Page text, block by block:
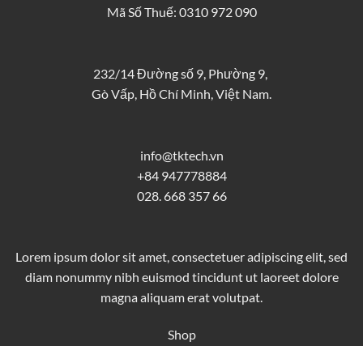
Mã Số Thuế: 0310 972 090
232/14 Đường số 9, Phường 9,
Gò Vấp, Hồ Chí Minh, Việt Nam.
info@tktech.vn
+84 947778884
028. 668 357 66
Lorem ipsum dolor sit amet, consectetuer adipiscing elit, sed
diam nonummy nibh euismod tincidunt ut laoreet dolore
magna aliquam erat volutpat.
Shop